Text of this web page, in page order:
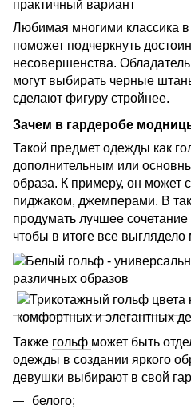
Любимая многими классика
поможет подчеркнуть
несовершенства.
могут выбирать черные
сделают фигуру стройнее.
Зачем в гардеробе
Такой предмет одежды как
дополнительным или
образа. К примеру, он может
пиджаком, джемперами. В
продумать лучшее
чтобы в итоге все
Также гольф может быть
одежды в создании яркого
девушки выбирают в свой
белого;